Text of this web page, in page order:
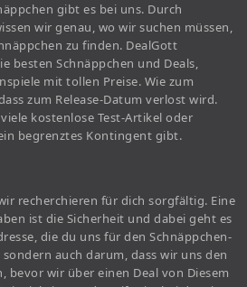
gibt es bei uns. Durch
wir genau, wo wir suchen müssen,
zu finden. DealGott
besten Schnäppchen und Deals,
mit tollen Preise. Wie zum
zum Release-Datum verlost wird.
kostenlose Test-Artikel oder
begrenztes Kontingent gibt.
recherchieren für dich sorgfältig. Eine
ist die Sicherheit und dabei geht es
die du uns für den Schnäppchen-
auch darum, dass wir uns den
bevor wir über einen Deal von Diesem